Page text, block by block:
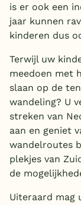
is er ook een
jaar kunnen
kinderen dus
Terwijl uw
meedoen met
slaan op de
wandeling? U
streken van
aan en geniet
wandelroutes
plekjes van
de
Uiteraard mag